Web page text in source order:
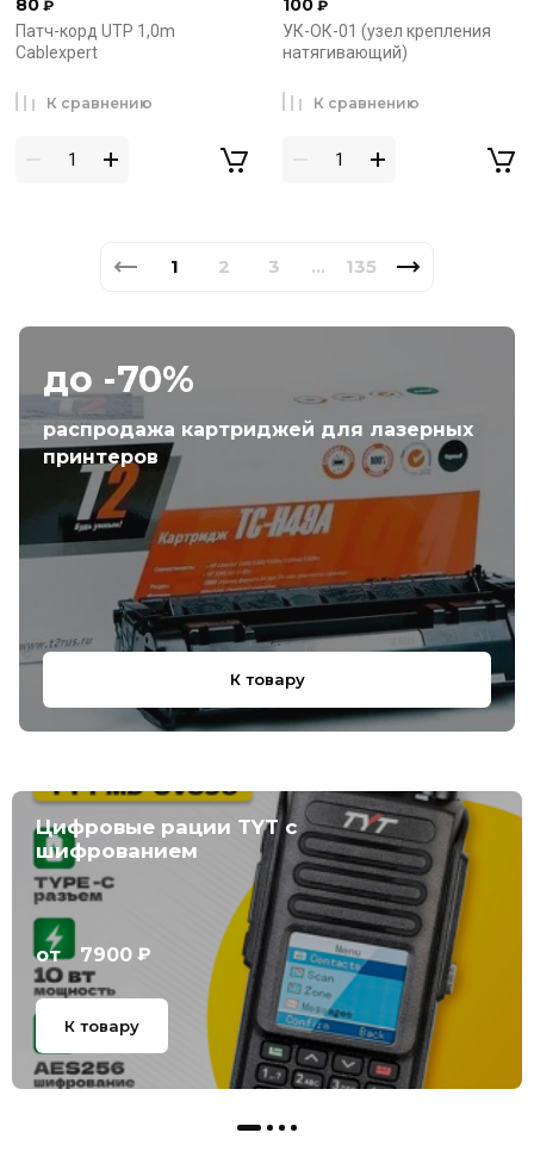
до -70%
распродажа картриджей для лазерных
принтеров
К товару
₽
Патч-корд UTP 1,0m
Cablexpert
К сравнению
₽
УК-ОК-01 (узел крепления
натягивающий)
К сравнению
1 2 3 ... 135
Цифровые рации TYT с
шифрованием
от 7900 ₽
К товару